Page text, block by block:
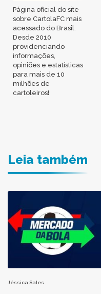
Página oficial do site
sobre CartolaFC mais
acessado do Brasil.
Desde 2010
providenciando
informações,
opiniões e estatísticas
para mais de 10
milhões de
cartoleiros!
Leia também
Jéssica Sales